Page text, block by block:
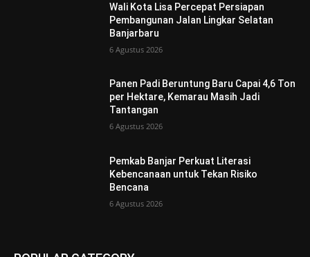
Wali Kota Lisa Percepat Persiapan
Pembangunan Jalan Lingkar Selatan
Banjarbaru
6 Agustus 2026
Panen Padi Beruntung Baru Capai 4,6 Ton
per Hektare, Kemarau Masih Jadi
Tantangan
6 Agustus 2026
Pemkab Banjar Perkuat Literasi
Kebencanaan untuk Tekan Risiko
Bencana
6 Agustus 2026